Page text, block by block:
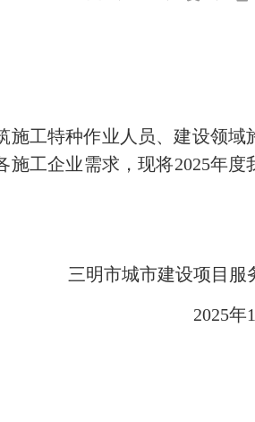
工特种作业人员、建设领域
工企业需求，现将2025年度
三明市城市建设项目服
2025年1